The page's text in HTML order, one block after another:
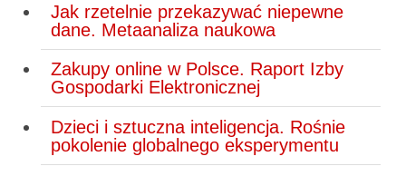
Jak rzetelnie przekazywać niepewne
dane. Metaanaliza naukowa
Zakupy online w Polsce. Raport Izby
Gospodarki Elektronicznej
Dzieci i sztuczna inteligencja. Rośnie
pokolenie globalnego eksperymentu